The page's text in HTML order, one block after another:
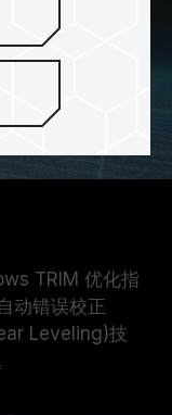
TRIM 优化指
动错误校正
Leveling)技